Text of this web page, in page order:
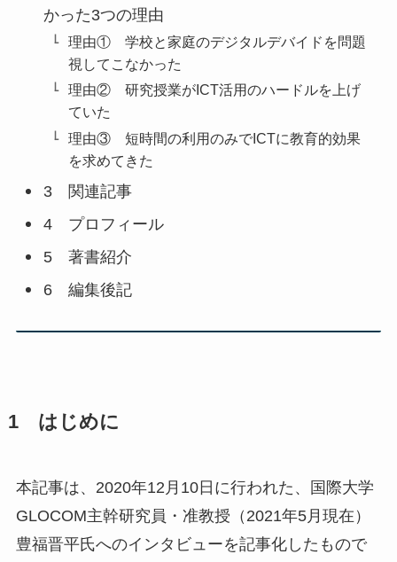
かった3つの理由
理由① 学校と家庭のデジタルデバイドを問題
視してこなかった
理由② 研究授業がICT活用のハードルを上げ
ていた
理由③ 短時間の利用のみでICTに教育的効果
を求めてきた
3 関連記事
4 プロフィール
5 著書紹介
6 編集後記
1 はじめに
本記事は、2020年12月10日に行われた、国際大学
GLOCOM主幹研究員・准教授（2021年5月現在）
豊福晋平氏へのインタビューを記事化したもので